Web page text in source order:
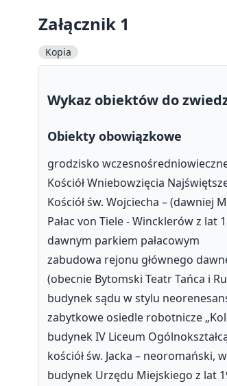
Załącznik 1
Kopia
Wykaz obiektów do
Obiekty obowiązkowe
grodzisko
Kościół Wniebowzięcia
Kościół św. Wojciecha – (dawniej
Pałac von Tiele - Wincklerów z
dawnym parkiem pałacowym
zabudowa rejonu głównego
(obecnie Bytomski Teatr Tańca i
budynek sądu w stylu
zabytkowe osiedle robotnicze
budynek IV Liceum
kościół św. Jacka – neoromański,
budynek Urzędu Miejskiego z lat